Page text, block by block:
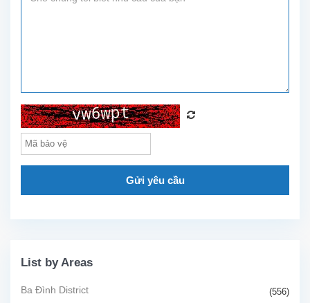
Gửi yêu cầu
List by Areas
Ba Đình District (556)